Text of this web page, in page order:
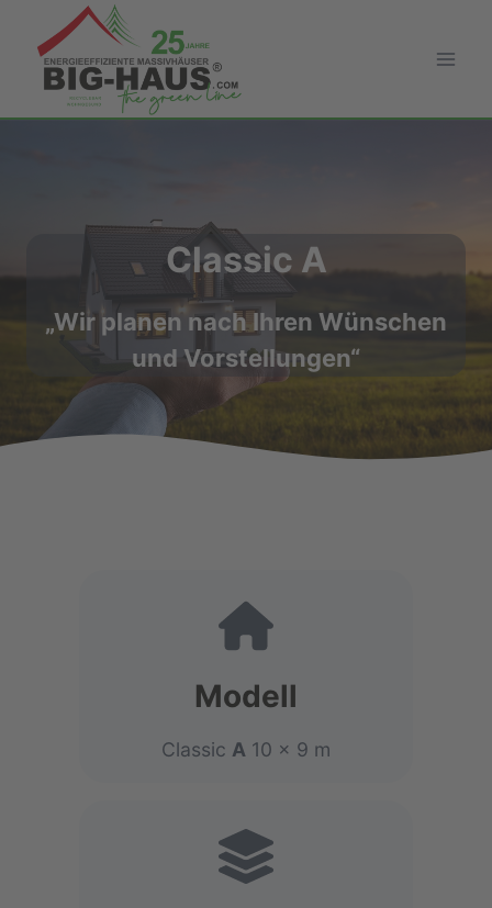
Inhalt
springen
Classic A
„Wir planen nach Ihren Wünschen
und Vorstellungen“
Modell
Classic A 10 x 9 m